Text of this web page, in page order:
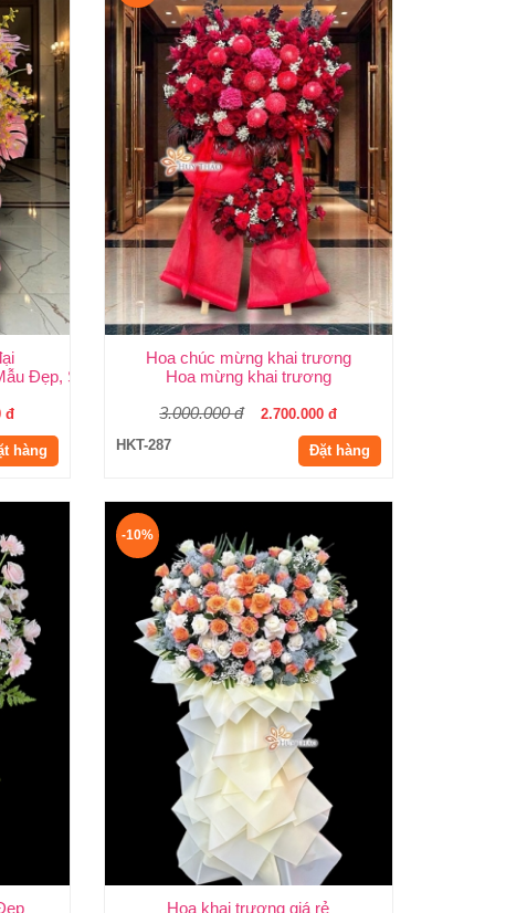
| Huy Thảo
Đẹp, Sang Trọng & Giao Nhanh TP.HCM | Huy Thảo
đ
hàng
Hoa chúc mừng khai trương
Hoa mừng khai trương
3.000.000 đ
2.700.000 đ
HKT-287
Đặt hàng
-10%
Hoa khai trương giá rẻ